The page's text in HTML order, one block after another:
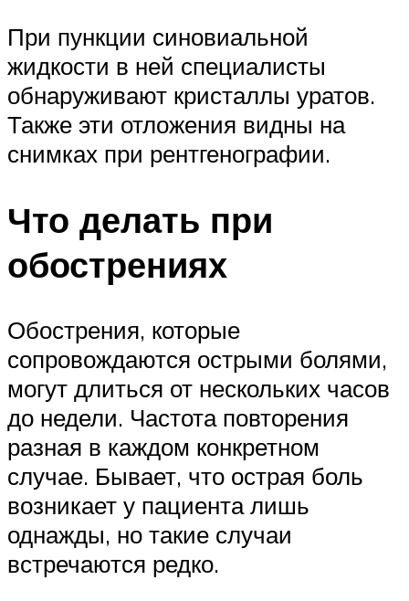
При пункции синовиальной
жидкости в ней специалисты
обнаруживают кристаллы уратов.
Также эти отложения видны на
снимках при рентгенографии.
Что делать при
обострениях
Обострения, которые
сопровождаются острыми болями,
могут длиться от нескольких часов
до недели. Частота повторения
разная в каждом конкретном
случае. Бывает, что острая боль
возникает у пациента лишь
однажды, но такие случаи
встречаются редко.